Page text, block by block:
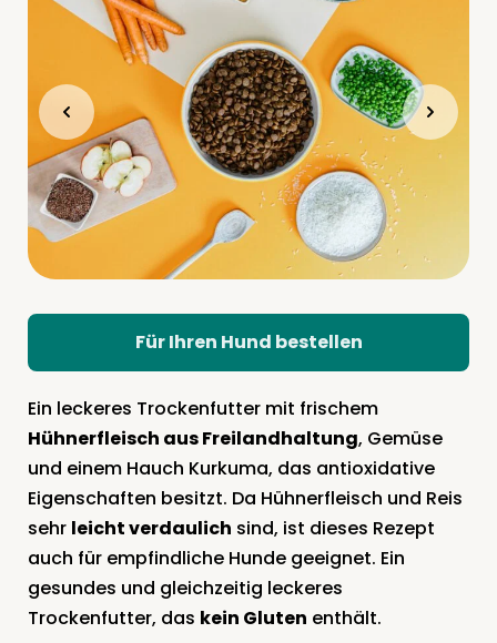
Ein leckeres Trockenfutter mit frischem
Hühnerfleisch aus Freilandhaltung, Gemüse
und einem Hauch Kurkuma, das antioxidative
Eigenschaften besitzt. Da Hühnerfleisch und Reis
sehr leicht verdaulich sind, ist dieses Rezept
auch für empfindliche Hunde geeignet. Ein
gesundes und gleichzeitig leckeres
Trockenfutter, das kein Gluten enthält.
Für Ihren Hund bestellen